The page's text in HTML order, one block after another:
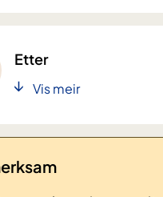
Etter
Vis meir